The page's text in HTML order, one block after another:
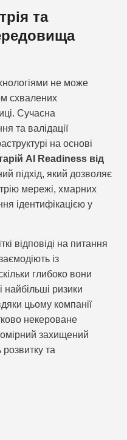
та
не може
схвалених
Сучасна
та валідації
на основі
AI Readiness від
підхід, який дозволяє
мережі, хмарних
ідентифікацією у
відповіді на питання
із
глибоко вони
найбільші ризики
цьому компанії
некероване
захищений
та